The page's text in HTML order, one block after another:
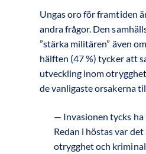
Ungas oro för framtiden
andra frågor. Den
”stärka militären” även
hälften (47 %) tycker att
utveckling inom
de vanligaste orsakerna
Invasionen tycks
Redan i höstas var
otrygghet och